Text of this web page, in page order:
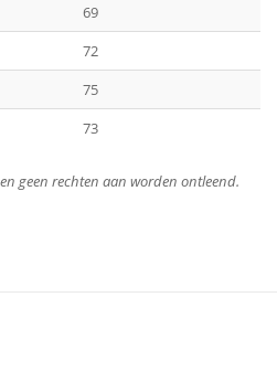
69
72
75
73
geen rechten aan worden ontleend.